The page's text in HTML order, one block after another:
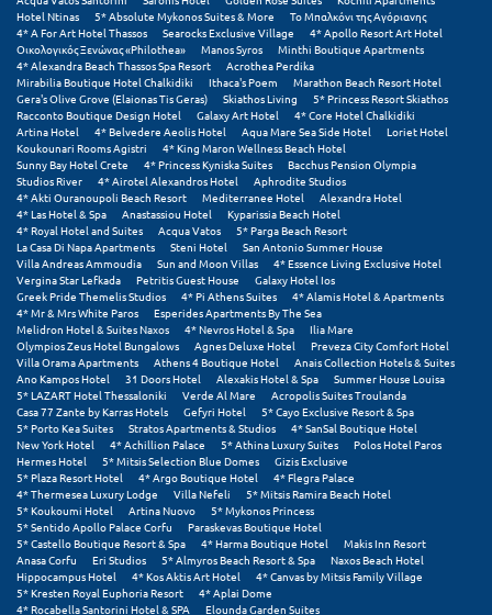
Ρέθυμνο
Ρίο
Ρόδος
Σ
Σαλαμίνα
Σαμοθράκη
Σάμος
Σαντορίνη
Σέριφος
Σέρρες
Σιθωνία
Σίκινος
Σίφνος
Σκαφιδιά Ηλείας
Hotel Ntinas
5* Absolute Mykonos Suites & More
Το Μπαλκόνι της Αγόριανης
4* A For Art Hotel Thassos
Searocks Exclusive Village
4* Apollo Resort Art Hotel
Οικολογικός Ξενώνας «Philothea»
Manos Syros
Minthi Boutique Apartments
4* Alexandra Beach Thassos Spa Resort
Acrothea Perdika
Mirabilia Boutique Hotel Chalkidiki
Ithaca's Poem
Marathon Beach Resort Hotel
Gera's Olive Grove (Elaionas Tis Geras)
Skiathos Living
5* Princess Resort Skiathos
Racconto Boutique Design Hotel
Galaxy Art Hotel
4* Core Hotel Chalkidiki
Artina Hotel
4* Belvedere Aeolis Hotel Aqua Mare Sea Side Hotel
Loriet Hotel
Koukounari Rooms Agistri
4* King Maron Wellness Beach Hotel
Sunny Bay Hotel Crete
4* Princess Kyniska Suites
Bacchus Pension Olympia
Studios River
4* Airotel Alexandros Hotel
Aphrodite Studios
4* Akti Ouranoupoli Beach Resort
Mediterranee Hotel
Alexandra Hotel
4* Las Hotel & Spa
Anastassiou Hotel
Kyparissia Beach Hotel
4* Royal Hotel and Suites
Acqua Vatos
5* Parga Beach Resort
La Casa Di Napa Apartments
Steni Hotel
San Antonio Summer House
Villa Andreas Ammoudia
Sun and Moon Villas
4* Essence Living Exclusive Hotel
Vergina Star Lefkada
Petritis Guest House
Galaxy Hotel Ios
Greek Pride Themelis Studios
4* Pi Athens Suites
4* Alamis Hotel & Apartments
4* Mr & Mrs White Paros
Esperides Apartments By The Sea
Melidron Hotel & Suites Naxos
4* Nevros Hotel & Spa
Ilia Mare
Olympios Zeus Hotel Bungalows
Agnes Deluxe Hotel
Preveza City Comfort Hotel
Villa Orama Apartments
Athens 4 Boutique Hotel
Anais Collection Hotels & Suites
Ano Kampos Hotel
31 Doors Hotel Alexakis Hotel & Spa
Summer House Louisa
5* LAZART Hotel Thessaloniki
Verde Al Mare
Acropolis Suites Troulanda
Casa 77 Zante by Karras Hotels
Gefyri Hotel
5* Cayo Exclusive Resort & Spa
5* Porto Kea Suites
Stratos Apartments & Studios
4* SanSal Boutique Hotel
New York Hotel
4* Achillion Palace 5* Athina Luxury Suites
Polos Hotel Paros
Hermes Hotel
5* Mitsis Selection Blue Domes
Gizis Exclusive
5* Plaza Resort Hotel
4* Argo Boutique Hotel
4* Flegra Palace
4* Thermesea Luxury Lodge
Villa Nefeli
5* Mitsis Ramira Beach Hotel
5* Koukoumi Hotel
Artina Nuovo
5* Mykonos Princess
5* Sentido Apollo Palace Corfu
Paraskevas Boutique Hotel
5* Castello Boutique Resort & Spa
4* Harma Boutique Hotel
Makis Inn Resort
Anasa Corfu
Eri Studios 5* Almyros Beach Resort & Spa
Naxos Beach Hotel
Hippocampus Hotel
4* Kos Aktis Art Hotel
4* Canvas by Mitsis Family Village
5* Kresten Royal Euphoria Resort
4* Aplai Dome
4* Rocabella Santorini Hotel & SPA
Elounda Garden Suites